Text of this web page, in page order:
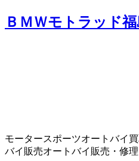
ＢＭＷモトラッド
モータースポーツオートバイ
バイ販売オートバイ販売・修理